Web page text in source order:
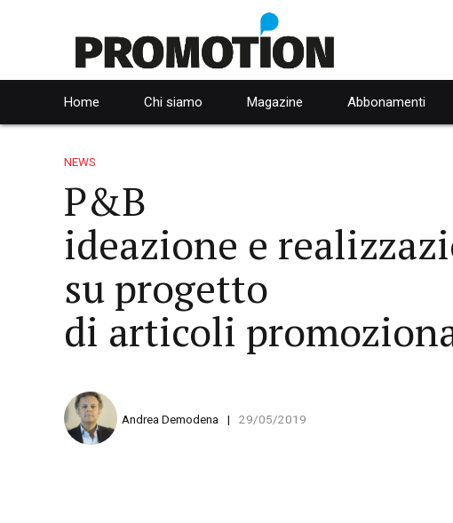
Home Chi siamo Magazine Abbonamenti
NEWS
P&B
ideazione e
su progetto
di articoli
Andrea Demodena 29/05/2019